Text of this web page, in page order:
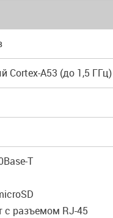
Cortex-A53 (до 1,5 ГГц)
T
с разъемом RJ-45